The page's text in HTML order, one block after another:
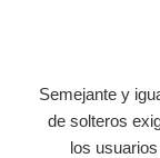
Semejante y
de solteros
los